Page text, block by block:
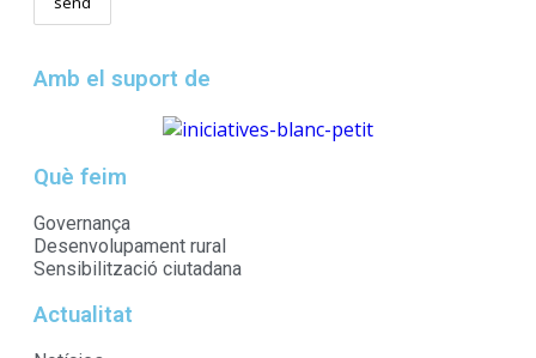
Amb el suport de
Què feim
Governança
Desenvolupament rural
Sensibilització ciutadana
Actualitat